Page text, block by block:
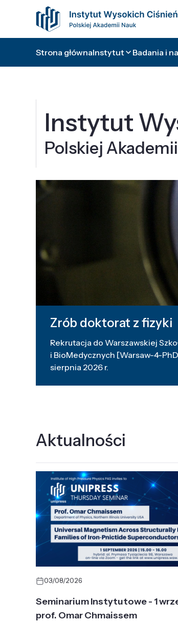
Strona głównaInstytut Badania i
Instytut
Polskiej
Zrób doktorat z fizyki
Rekrutacja do Warszawskiej
i BioMedycznych [Warsaw-4-
sierpnia 2026 r.
Aktualności
03/08/2026
Seminarium Instytutowe - 1
prof. Omar Chmaissem